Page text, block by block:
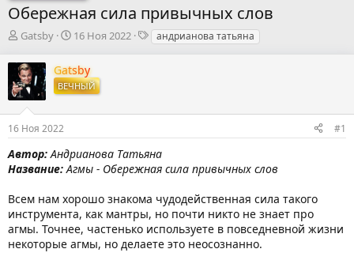
Обережная сила привычных слов
А
т
о
р
м
ы
Gatsby
Д
т
а
н
а
л
а
16 Ноя 2022
Тандрианова татьяна
Gatsby
ВЕЧНЫЙ
16 Ноя 2022 #1
Автор:Андрианова Татьяна
Название:Агмы - Обережная сила привычных слов
Всем нам хорошо знакома чудодейственная сила такого
инструмента, как мантры, но почти никто не знает про
агмы. Точнее, частенько используете в повседневной жизни
некоторые агмы, но делаете это неосознанно.